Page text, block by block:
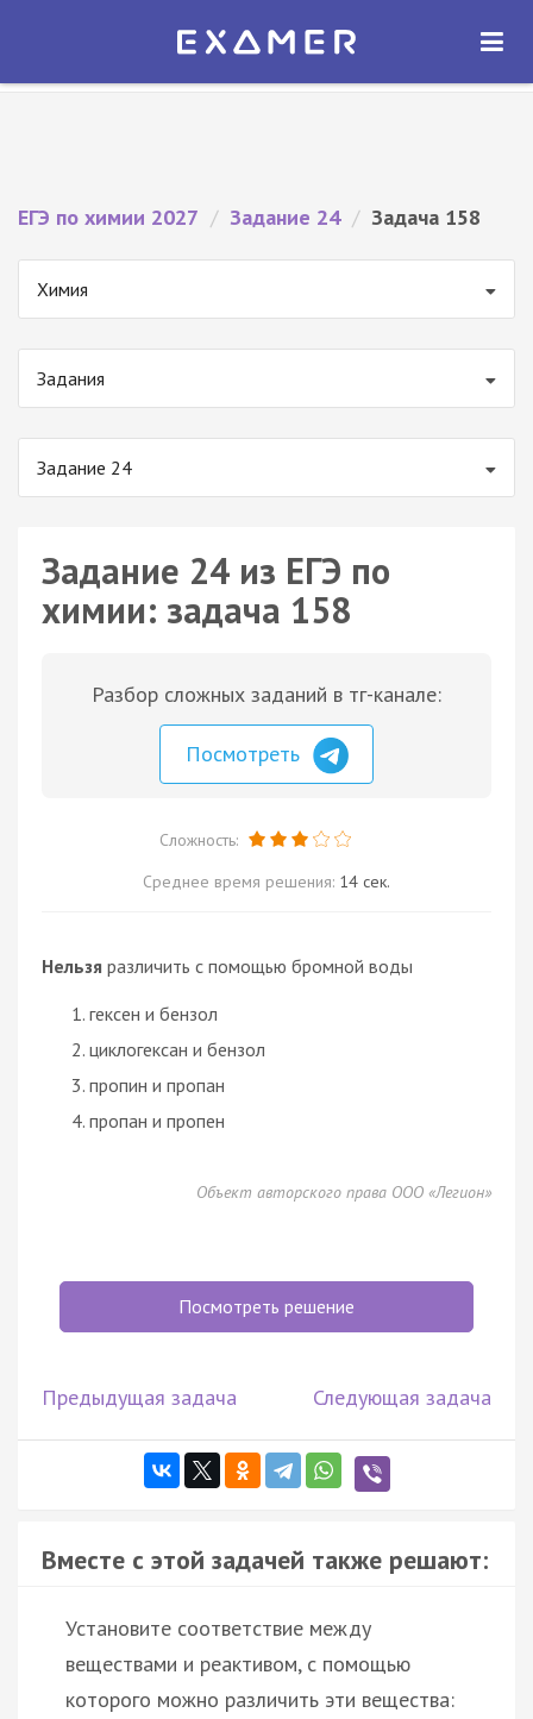
Экзамер — ЕГЭ 2027
ОТКРЫТЬ
ЕГЭ по химии 2027 / Задание 24 / Задача 158
Химия
Задания
Задание 24
Задание 24 из ЕГЭ по
химии: задача 158
Разбор сложных заданий в тг-канале:
Посмотреть
Сложность:
Среднее время решения: 14 сек.
Нельзя различить с помощью бромной воды
гексен и бензол
циклогексан и бензол
пропин и пропан
пропан и пропен
Объект авторского права ООО «Легион»
Посмотреть решение
Предыдущая задача Следующая задача
Вместе с этой задачей также решают:
Установите соответствие между
веществами и реактивом, с помощью
которого можно различить эти вещества: